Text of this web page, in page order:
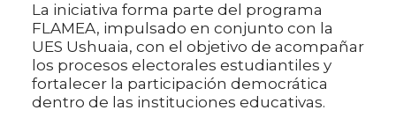
La iniciativa forma parte del programa
FLAMEA, impulsado en conjunto con la
UES Ushuaia, con el objetivo de acompañar
los procesos electorales estudiantiles y
fortalecer la participación democrática
dentro de las instituciones educativas.